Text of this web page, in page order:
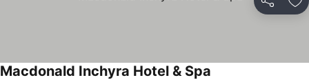
Partilhar
Macdonald Inchyra Hotel & Spa